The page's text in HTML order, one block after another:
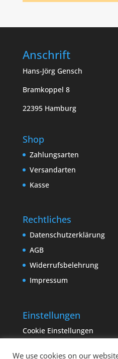
Anschrift
Hans-Jörg Gensch
Bramkoppel 8
22395 Hamburg
Shop
Zahlungsarten
Versandarten
Kasse
Rechtliches
Datenschutzerklärung
AGB
Widerrufsbelehrung
Impressum
Einstellungen
Cookie Einstellungen
We use cookies on our